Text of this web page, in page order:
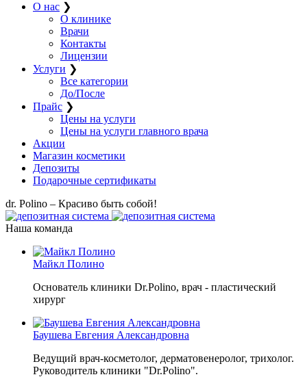
О нас ❯
О клинике
Врачи
Контакты
Лицензии
Услуги ❯
Все категории
До/После
Прайс ❯
Цены на услуги
Цены на услуги главного врача
Акции
Магазин косметики
Депозиты
Подарочные сертификаты
dr. Polino – Красиво быть собой!
Наша команда
Майкл Полино
Основатель клиники Dr.Polino, врач - пластический
хирург
Баушева Евгения Александровна
Ведущий врач-косметолог, дерматовенеролог, трихолог.
Руководитель клиники "Dr.Polino".